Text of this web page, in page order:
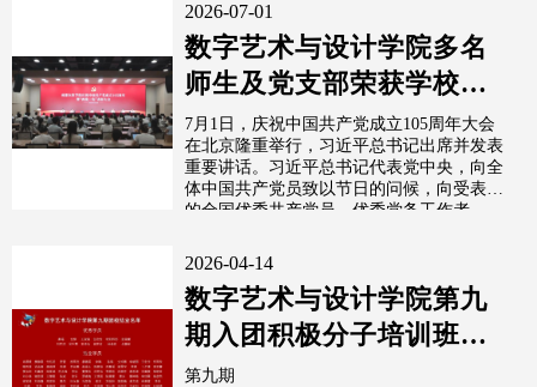
2026-07-01
数字艺术与设计学院多名
师生及党支部荣获学校党
委2026年度“两优一先”表
彰
7月1日，庆祝中国共产党成立105周年大会
在北京隆重举行，习近平总书记出席并发表
重要讲话。习近平总书记代表党中央，向全
体中国共产党员致以节日的问候，向受表彰
的全国优秀共产党员、优秀党务工作者...
2026-04-14
数字艺术与设计学院第九
期入团积极分子培训班结
业名单公示
第九期